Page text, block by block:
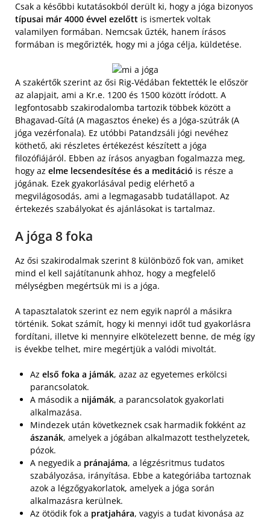
Csak a későbbi kutatásokból derült ki, hogy a jóga bizonyos
típusai már 4000 évvel ezelőtt is ismertek voltak
valamilyen formában. Nemcsak űzték, hanem írásos
formában is megőrizték, hogy mi a jóga célja, küldetése.
A szakértők szerint az ősi Rig-Védában fektették le először
az alapjait, ami a Kr.e. 1200 és 1500 között íródott. A
legfontosabb szakirodalomba tartozik többek között a
Bhagavad-Gítá (A magasztos éneke) és a Jóga-szútrák (A
jóga vezérfonala). Ez utóbbi Patandzsáli jógi nevéhez
köthető, aki részletes értékezést készített a jóga
filozófiájáról. Ebben az írásos anyagban fogalmazza meg,
hogy az elme lecsendesítése és a meditáció is része a
jógának. Ezek gyakorlásával pedig elérhető a
megvilágosodás, ami a legmagasabb tudatállapot. Az
értekezés szabályokat és ajánlásokat is tartalmaz.
A jóga 8 foka
Az ősi szakirodalmak szerint 8 különböző fok van, amiket
mind el kell sajátítanunk ahhoz, hogy a megfelelő
mélységben megértsük mi is a jóga.
A tapasztalatok szerint ez nem egyik napról a másikra
történik. Sokat számít, hogy ki mennyi időt tud gyakorlásra
fordítani, illetve ki mennyire elkötelezett benne, de még így
is évekbe telhet, mire megértjük a valódi mivoltát.
Az első foka a jámák, azaz az egyetemes erkölcsi
parancsolatok.
A második a nijámák, a parancsolatok gyakorlati
alkalmazása.
Mindezek után következnek csak harmadik fokként az
ászanák, amelyek a jógában alkalmazott testhelyzetek,
pózok.
A negyedik a pránajáma, a légzésritmus tudatos
szabályozása, irányítása. Ebbe a kategóriába tartoznak
azok a légzőgyakorlatok, amelyek a jóga során
alkalmazásra kerülnek.
Az ötödik fok a pratjahára, vagyis a tudat kivonása az